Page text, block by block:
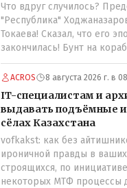
Что вдруг случилось?
"Республика"
Токаева! Сказал, что его
закончилась! Бунт на
правдолюб вдруг
инопланетянин? Появился
холдинг и теперь против
Вот ни капельки ему не
интересах страны, про
Опять какие то
ACROS 8 августа 2026 г. в
IT-специалистам и
выдавать подъёмные
сёлах Казахстана
vofkakst: как без
ироничной правды в
строящихся, по
некоторых МТФ процессы